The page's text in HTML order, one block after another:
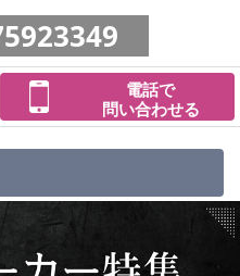
電話で
問い合わせる